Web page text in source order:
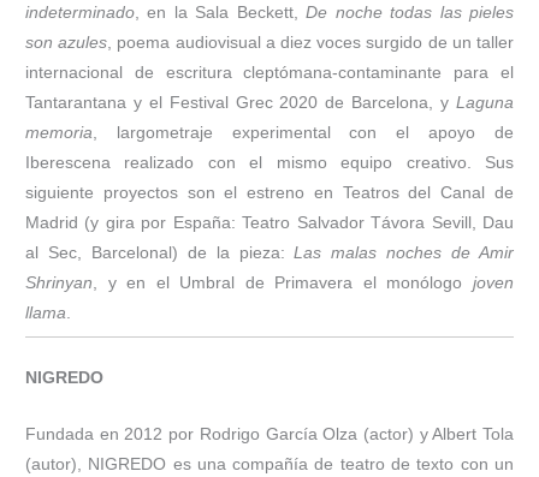
indeterminado, en la Sala Beckett,De noche todas las pieles
son azules, poema audiovisual a diez voces surgido de un taller
internacional de escritura cleptómana-contaminante para el
Tantarantana y el Festival Grec 2020 de Barcelona, y Laguna
memoria, largometraje experimental con el apoyo de
Iberescena realizado con el mismo equipo creativo. Sus
siguiente proyectos son el estreno en Teatros del Canal de
Madrid (y gira por España: Teatro Salvador Távora Sevill, Dau
al Sec, Barcelonal) de la pieza:Las malas noches de Amir
Shrinyan, y en el Umbral de Primavera el monólogo joven
llama.
NIGREDO
Fundada en 2012 por Rodrigo García Olza (actor) y Albert Tola
(autor), NIGREDO es una compañía de teatro de texto con un